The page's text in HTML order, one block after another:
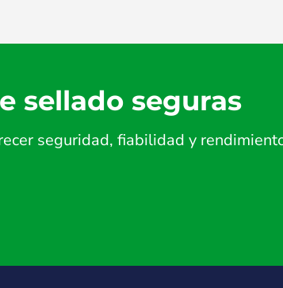
sellado seguras
seguridad, fiabilidad y